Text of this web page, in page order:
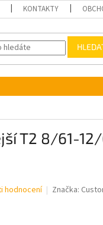
KONTAKTY
T2 8/61-
hodnocení Značka: